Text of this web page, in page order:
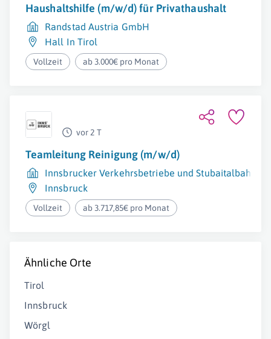
Haushaltshilfe (m/w/d) für Privathaushalt
Randstad Austria GmbH
Hall In Tirol
Vollzeit ab 3.000€ pro Monat
vor 2 T
Teamleitung Reinigung (m/w/d)
Innsbrucker Verkehrsbetriebe und Stubaitalbahn
Innsbruck
Vollzeit ab 3.717,85€ pro Monat
Ähnliche Orte
Tirol
Innsbruck
Wörgl